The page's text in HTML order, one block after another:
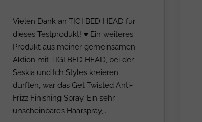
Vielen Dank an TIGI BED HEAD für
dieses Testprodukt! ♥ Ein weiteres
Produkt aus meiner gemeinsamen
Aktion mit TIGI BED HEAD, bei der
Saskia und Ich Styles kreieren
durften, war das Get Twisted Anti-
Frizz Finishing Spray. Ein sehr
unscheinbares Haarspray,...